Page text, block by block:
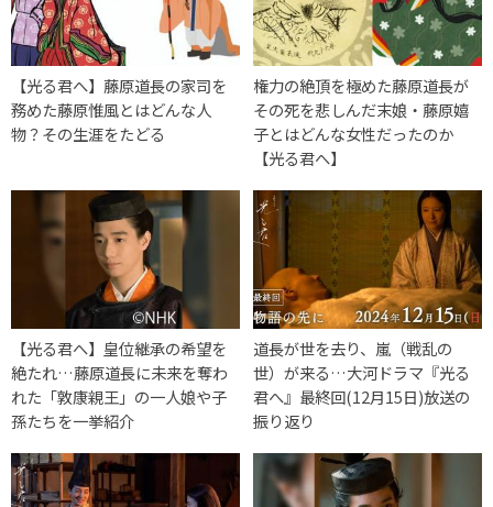
【光る君へ】藤原道長の家司を
務めた藤原惟風とはどんな人
物？その生涯をたどる
権力の絶頂を極めた藤原道長が
その死を悲しんだ末娘・藤原嬉
子とはどんな女性だったのか
【光る君へ】
【光る君へ】皇位継承の希望を
絶たれ…藤原道長に未来を奪わ
れた「敦康親王」の一人娘や子
孫たちを一挙紹介
道長が世を去り、嵐（戦乱の
世）が来る…大河ドラマ『光る
君へ』最終回(12月15日)放送の
振り返り